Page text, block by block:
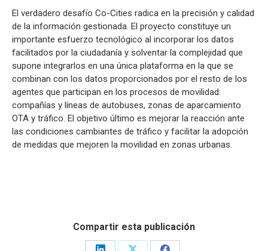
El verdadero desafío Co-Cities radica en la precisión y calidad
de la información gestionada. El proyecto constituye un
importante esfuerzo tecnológico al incorporar los datos
facilitados por la ciudadanía y solventar la complejidad que
supone integrarlos en una única plataforma en la que se
combinan con los datos proporcionados por el resto de los
agentes que participan en los procesos de movilidad:
compañías y líneas de autobuses, zonas de aparcamiento
OTA y tráfico. El objetivo último es mejorar la reacción ante
las condiciones cambiantes de tráfico y facilitar la adopción
de medidas que mejoren la movilidad en zonas urbanas.
Compartir esta publicación